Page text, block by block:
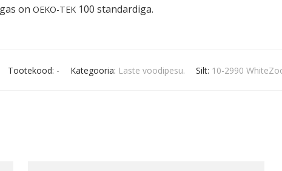
on OEKO-TEK 100 standardiga.
Tootekood: - Kategooria: Laste voodipesu. Silt: 10-2990